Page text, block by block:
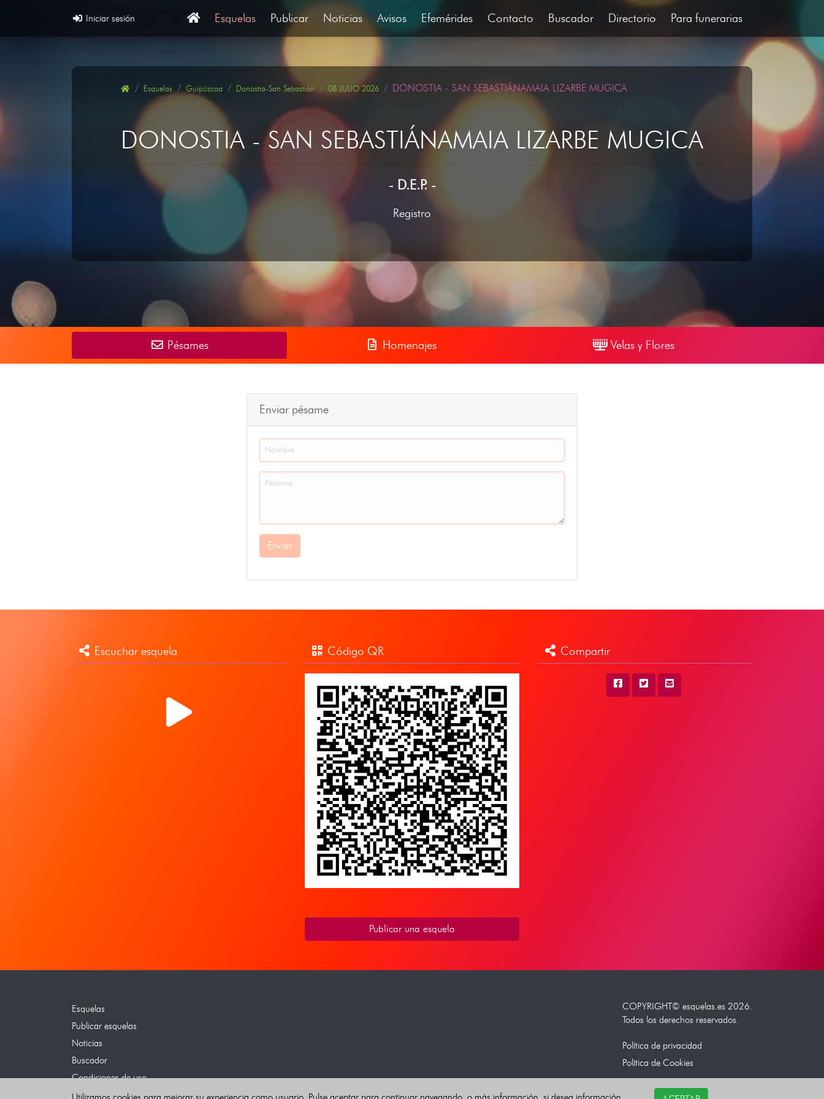
Iniciar sesión Esquelas Publicar Noticias Avisos Efemérides Contacto Buscador Directorio Para funerarias
Esquelas Guipúzcoa Donostia-San Sebastián 08 JULIO 2026 DONOSTIA - SAN SEBASTIÁNAMAIA LIZARBE MUGICA
DONOSTIA - SAN SEBASTIÁNAMAIA LIZARBE MUGICA
- D.E.P. -
Registro
Pésames Homenajes Velas y Flores
Enviar pésame
Enviar
Escuchar esquela Código QR Compartir
Publicar una esquela
Esquelas
Publicar esquelas
Noticias
Buscador
Condiciones de uso
Contacto
COPYRIGHT© esquelas.es 2026.
Todos los derechos reservados.
Política de privacidad
Política de Cookies